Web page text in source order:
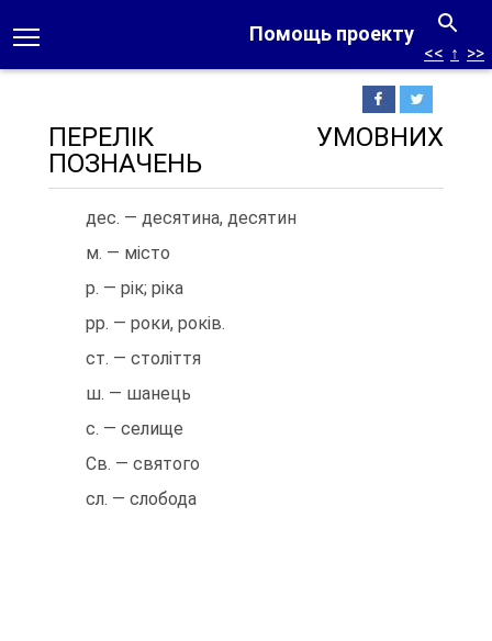
Помощь проекту
<< ↑ >>
ПЕРЕЛІК УМОВНИХ
ПОЗНАЧЕНЬ
дес. — десятина, десятин
м. — місто
р. — рік; ріка
рр. — роки, років.
ст. — століття
ш. — шанець
с. — селище
Св. — святого
сл. — слобода